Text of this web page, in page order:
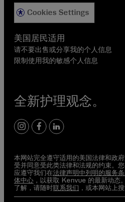
全新护理观念。
instagram
facebook
linkedin
Cookies Settings
美国居民适用
请不要出售或分享我的个人信息
限制使用我的敏感个人信息
本网站完全遵守适用的美国法律和政
受并同意受此类法律和法规的约束。
应遵守我们在法律声明中列明的服务
体中心 ，以获取 Kenvue 的最新动态
了解，请随时联系我们 ，或本网站上